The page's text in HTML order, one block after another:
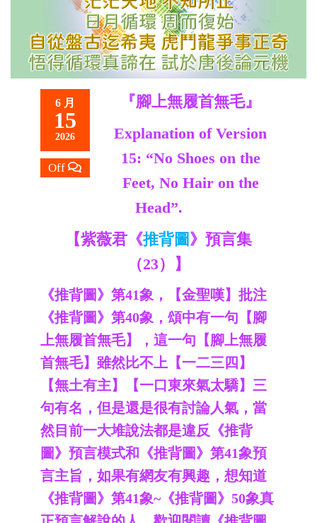
6 月
15
2026
Off
『腳上無履首無毛』
Explanation of Version
15: “No Shoes on the
Feet, No Hair on the
Head”.
【紫薇君《推背圖》預言集
（23）】
《推背圖》第41象，【金聖嘆】批注
《推背圖》第40象，頌中有一句【腳
上無履首無毛】，這一句【腳上無履
首無毛】雖然比不上【一二三四】
【無土有主】【一口東來氣太驕】三
句有名，但是還是很有討論人氣，當
然目前一大堆說法都是違反《推背
圖》預言模式和《推背圖》第41象預
言主旨，如果有網友有興趣，想知道
《推背圖》第41象~《推背圖》50象真